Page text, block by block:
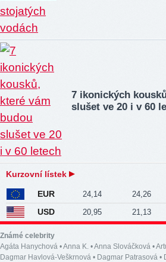
7 ikonických
slušet ve 20 i v 60
Kurzovní lístek
EUR 24,14 24,26
USD 20,95 21,13
Známé celebrity
Agáta Hanychová •Anna K. •Anna Slováčková •
Dagmar Havlová-Veškrnová • Dagmar Patrasová •